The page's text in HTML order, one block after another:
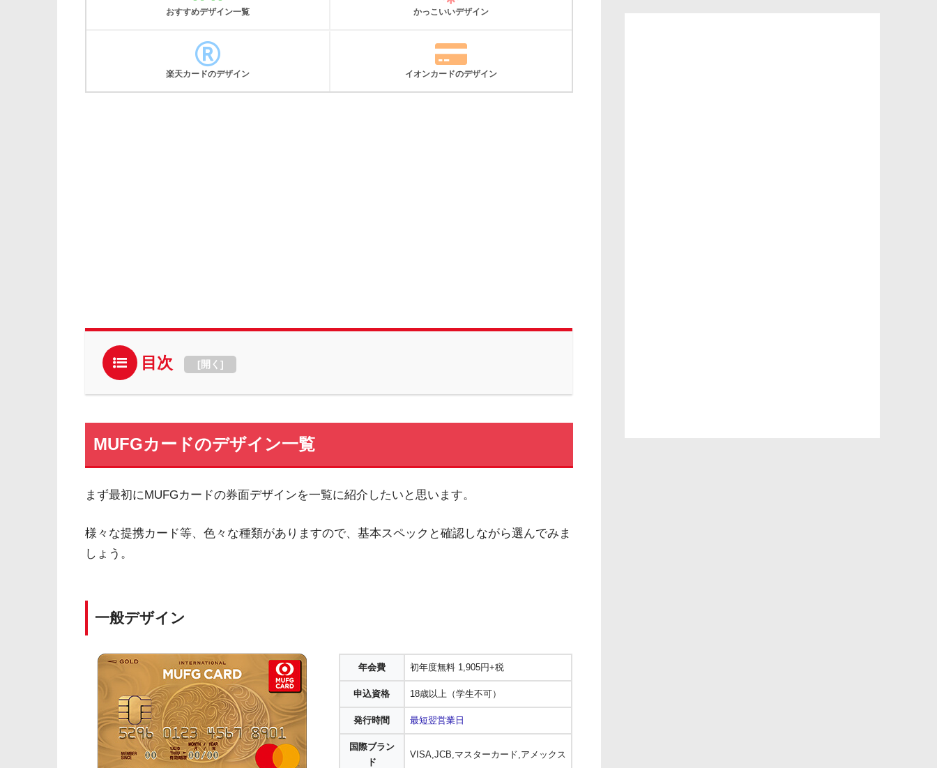
おすすめデザイン一覧 かっこいいデザイン
楽天カードのデザイン イオンカードのデザイン
目次 [開く ]
MUFGカードのデザイン一覧
まず最初にMUFGカードの券面デザインを一覧に紹介したいと思います。
様々な提携カード等、色々な種類がありますので、基本スペックと確認しながら選んでみま
しょう。
一般デザイン
年会費 初年度無料 1,905円+税
申込資格 18歳以上（学生不可）
発行時間 最短翌営業日
国際ブラン
ド
VISA,JCB,マスターカード,アメックス